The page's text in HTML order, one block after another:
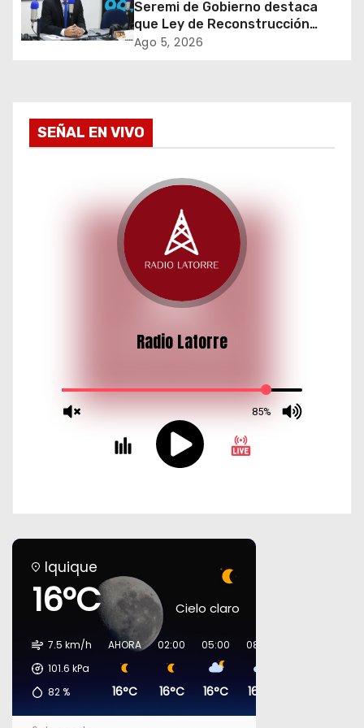
e
t
Seremi de Gobierno destaca
que Ley de Reconstrucción
Nacional impulsará la inversión
Ago 5, 2026
SEÑAL EN VIVO
Iquique
16°C Cielo claro
7.5 km/h
101.6 kPa
82 %
AHORA
16°C
02:00
16°C
05:00
16°C
08:00
16°C